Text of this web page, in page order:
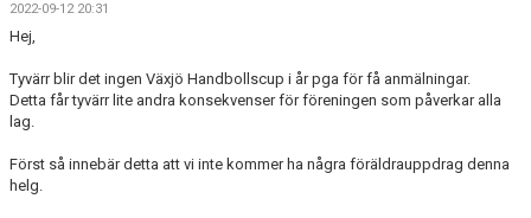
KALENDER
MATCHER
TRUPPEN
BILDGALLERI
2022-09-12 20:31
Hej,
Tyvärr blir det ingen Växjö Handbollscup i år pga för få anmälningar.
Detta får tyvärr lite andra konsekvenser för föreningen som påverkar alla
lag.
Först så innebär detta att vi inte kommer ha några föräldrauppdrag denna
helg.